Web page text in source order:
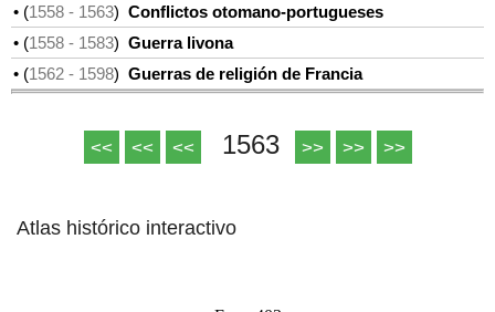
• (1558 - 1563) Conflictos otomano-portugueses
• (1558 - 1583) Guerra livona
• (1562 - 1598) Guerras de religión de Francia
<< << << 1563 >> >> >>
Atlas histórico interactivo